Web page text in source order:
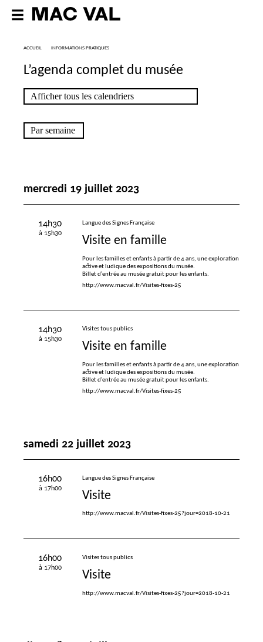
ACCUEIL INFORMATIONS PRATIQUES
L’agenda complet du musée
mercredi 19 juillet 2023
14h30
à 15h30
Langue des Signes Française
Visite en famille
Pour les familles et enfants à partir de 4 ans, une exploration
active et ludique des expositions du musée.
Billet d’entrée au musée gratuit pour les enfants.
http://www.macval.fr/Visites-fixes-25
14h30
à 15h30
Visites tous publics
Visite en famille
Pour les familles et enfants à partir de 4 ans, une exploration
active et ludique des expositions du musée.
Billet d’entrée au musée gratuit pour les enfants.
http://www.macval.fr/Visites-fixes-25
samedi 22 juillet 2023
16h00
à 17h00
Langue des Signes Française
Visite
http://www.macval.fr/Visites-fixes-25?jour=2018-10-21
16h00
à 17h00
Visites tous publics
Visite
http://www.macval.fr/Visites-fixes-25?jour=2018-10-21